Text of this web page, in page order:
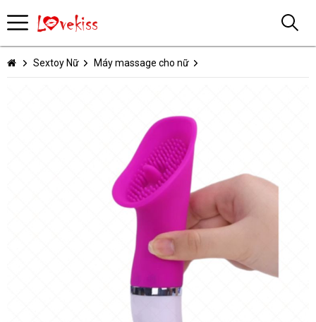
Sextoy Nữ Máy massage cho nữ